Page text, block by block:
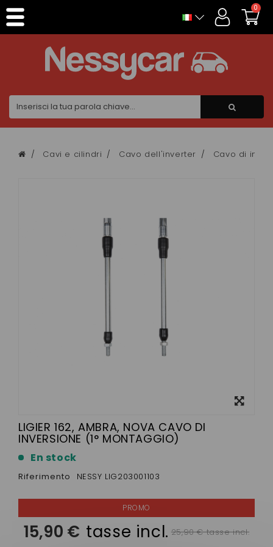
0
Cavi e cilindri Cavo dell'inverter Cavo di
LIGIER 162, AMBRA, NOVA CAVO DI
INVERSIONE (1° MONTAGGIO)
En stock
Riferimento NESSY LIG203001103
15,90 € tasse incl. 25,90 € tasse incl.
Pannello di gestione dei cookies